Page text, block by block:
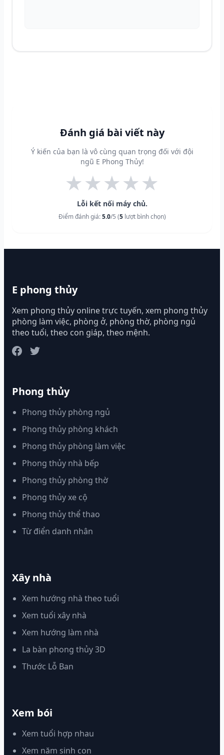
Đánh giá bài viết này
Ý kiến của bạn là vô cùng quan trọng đối với đội
ngũ E Phong Thủy!
★★★★★
Lỗi kết nối máy chủ.
Điểm đánh giá:5.0/5 (5lượt bình chọn)
E phong thủy
Xem phong thủy online trực tuyến, xem phong thủy
phòng làm việc, phòng ở, phòng thờ, phòng ngủ
theo tuổi, theo con giáp, theo mệnh.
Phong thủy
Phong thủy phòng ngủ
Phong thủy phòng khách
Phong thủy phòng làm việc
Phong thủy nhà bếp
Phong thủy phòng thờ
Phong thủy xe cộ
Phong thủy thể thao
Từ điển danh nhân
Xây nhà
Xem hướng nhà theo tuổi
Xem tuổi xây nhà
Xem hướng làm nhà
La bàn phong thủy 3D
Thước Lỗ Ban
Xem bói
Xem tuổi hợp nhau
Xem năm sinh con